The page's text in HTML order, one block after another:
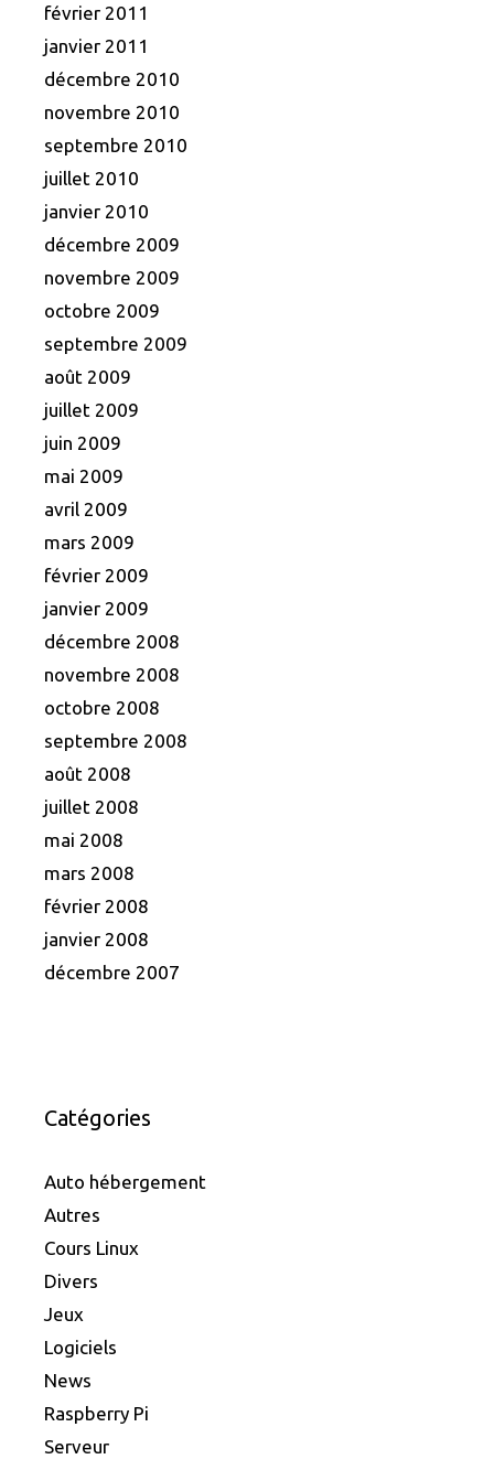
février 2011
janvier 2011
décembre 2010
novembre 2010
septembre 2010
juillet 2010
janvier 2010
décembre 2009
novembre 2009
octobre 2009
septembre 2009
août 2009
juillet 2009
juin 2009
mai 2009
avril 2009
mars 2009
février 2009
janvier 2009
décembre 2008
novembre 2008
octobre 2008
septembre 2008
août 2008
juillet 2008
mai 2008
mars 2008
février 2008
janvier 2008
décembre 2007
Catégories
Auto hébergement
Autres
Cours Linux
Divers
Jeux
Logiciels
News
Raspberry Pi
Serveur